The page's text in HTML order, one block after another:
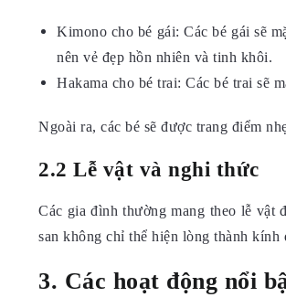
Kimono cho bé gái: Các bé gái sẽ
nên vẻ đẹp hồn nhiên và tinh khôi.
Hakama cho bé trai: Các bé trai sẽ
Ngoài ra, các bé sẽ được trang điểm
2.2 Lễ vật và nghi thức
Các gia đình thường mang theo lễ vật
san không chỉ thể hiện lòng thành
3. Các hoạt động nổi